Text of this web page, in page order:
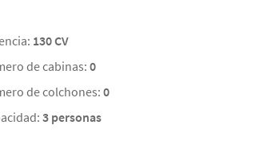
130 CV
de cabinas:0
de colchones: 0
3 personas